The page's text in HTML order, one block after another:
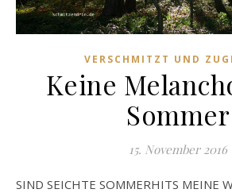
VERSCHMITZT UND
Keine
Sommer
15. November 2016
SIND SEICHTE SOMMERHITS MEINE